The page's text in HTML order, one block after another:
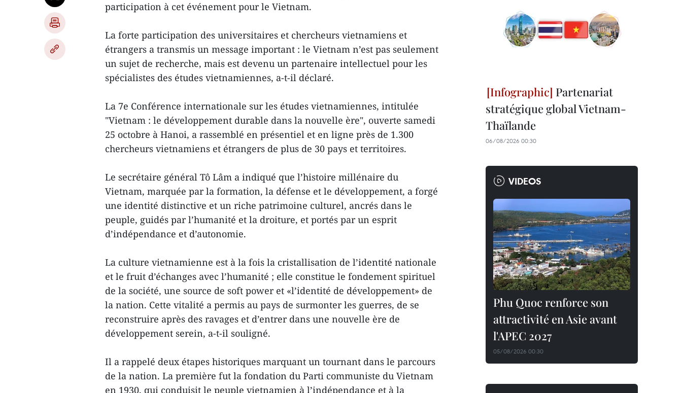
participation à cet événement pour le Vietnam.
La forte participation des universitaires et chercheurs vietnamiens et
étrangers a transmis un message important : le Vietnam n’est pas seulement
un sujet de recherche, mais est devenu un partenaire intellectuel pour les
spécialistes des études vietnamiennes, a-t-il déclaré.
La 7e Conférence internationale sur les études vietnamiennes, intitulée
"Vietnam : le développement durable dans la nouvelle ère", ouverte samedi
25 octobre à Hanoi, a rassemblé en présentiel et en ligne près de 1.300
chercheurs vietnamiens et étrangers de plus de 30 pays et territoires.
Le secrétaire général Tô Lâm a indiqué que l’histoire millénaire du
Vietnam, marquée par la formation, la défense et le développement, a forgé
une identité distinctive et un riche patrimoine culturel, ancrés dans le
peuple, guidés par l’humanité et la droiture, et portés par un esprit
d’indépendance et d’autonomie.
La culture vietnamienne est à la fois la cristallisation de l’identité nationale
et le fruit d’échanges avec l’humanité ; elle constitue le fondement spirituel
de la société, une source de soft power et «l’identité de développement» de
la nation. Cette vitalité a permis au pays de surmonter les guerres, de se
reconstruire après des ravages et d’entrer dans une nouvelle ère de
développement serein, a-t-il souligné.
Il a rappelé deux étapes historiques marquant un tournant dans le parcours
de la nation. La première fut la fondation du Parti communiste du Vietnam
en 1930, qui conduisit le peuple vietnamien à l’indépendance et à la
Partenariat
stratégique global Vietnam-
Thaïlande
06/08/2026 00:30
VIDEOS
Phu Quoc renforce son
attractivité en Asie avant
l'APEC 2027
05/08/2026 00:30